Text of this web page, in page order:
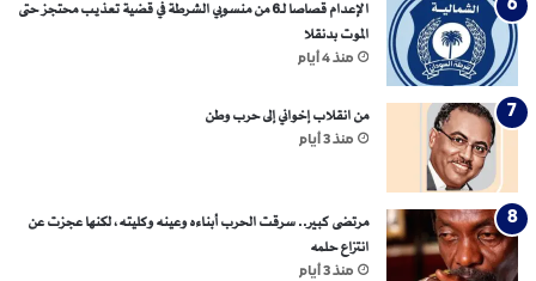
الإعدام قصاصا لـ6 من منسوبي الشرطة في قضية تعذيب محتجز حتى
الموت بدنقلا
منذ 4 أيام
من انقلاب إخواني إلى حرب وطن
منذ 3 أيام
مرتضى كبير.. سرقت الحرب أبناءه وعينه وكليته، لكنها عجزت عن
انتزاع حلمه
منذ 3 أيام